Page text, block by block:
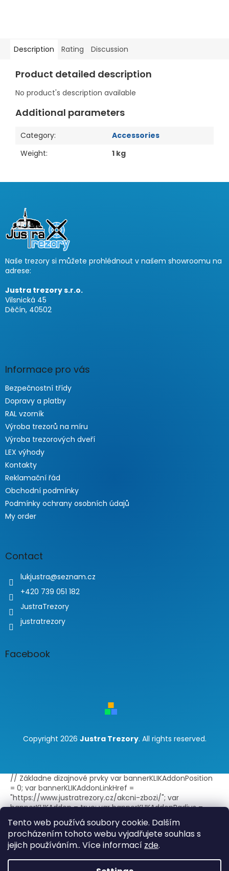
Tento web používá soubory cookie. Dalším
procházením tohoto webu vyjadřujete souhlas s
jejich používáním.. Více informací zde.
Description Rating Discussion
Product detailed description
No product's description available
Additional parameters
Category:
Accessories
Weight: 1 kg
Naše trezory si můžete prohlédnout v našem showroomu na
adrese:
Justra trezory s.r.o.
Vilsnická 45
Děčín, 40502
Informace pro vás
Bezpečnostní třídy
Dopravy a platby
RAL vzorník
Výroba trezorů na míru
Výroba trezorových dveří
LEX výhody
Kontakty
Reklamační řád
Obchodní podmínky
Podmínky ochrany osobních údajů
My order
Contact
lukjustra@seznam.cz
+420 739 051 182
JustraTrezory
justratrezory
Facebook
Copyright 2026 Justra Trezory. All rights reserved.
// Základne dizajnové prvky var bannerKLIKAddonPosition
= 0; var bannerKLIKAddonLinkHref =
"https://www.justratrezory.cz/akcni-zbozi/"; var
bannerKLIKAddon = true; var bannerKLIKAddonRadius =
false; var bannerKLIKAddonBorder = true; var
bannerKLIKAddonLink = true; var
bannerKLIKAddonLinkExternal = true; // Text doplnku -
jeden jazyk var bannerKLIKAddonTitle = "Akce"; var
var bannerKLIKAddonTitleLang =